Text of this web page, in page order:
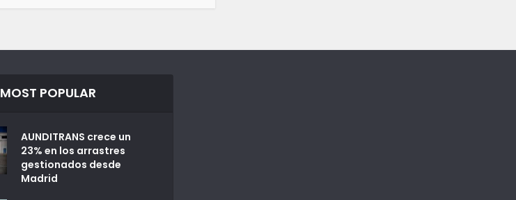
MOST POPULAR
AUNDITRANS crece un
23% en los arrastres
gestionados desde
Madrid